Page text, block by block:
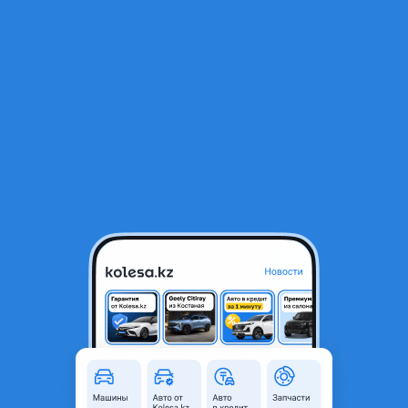
Передняя левая дверь от rx 2 поколения
Алматы, Алматинская